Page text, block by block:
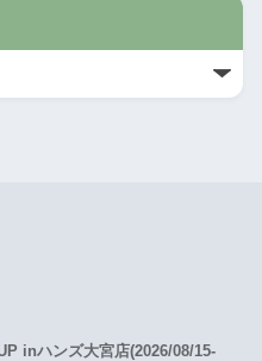
inハンズ大宮店(2026/08/15-